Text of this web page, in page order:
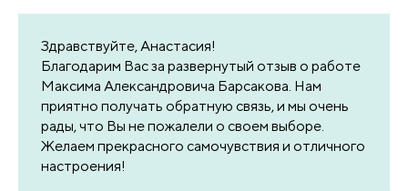
Здравствуйте, Анастасия!
Благодарим Вас за развернутый отзыв о работе
Максима Александровича Барсакова. Нам
приятно получать обратную связь, и мы очень
рады, что Вы не пожалели о своем выборе.
Желаем прекрасного самочувствия и отличного
настроения!